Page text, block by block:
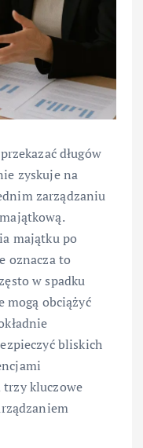
długów
zyskuje na
zarządzaniu
majątku po
oznacza to
w spadku
mogą obciążyć
bliskich
kluczowe